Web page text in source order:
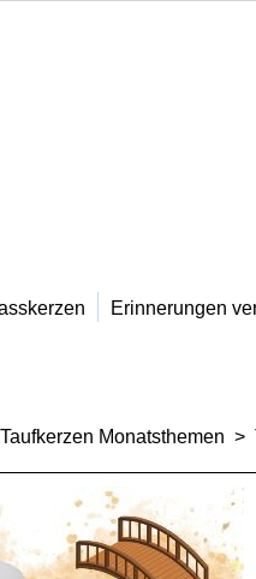
Erinnerungen
Taufkerzen Monatsthemen >